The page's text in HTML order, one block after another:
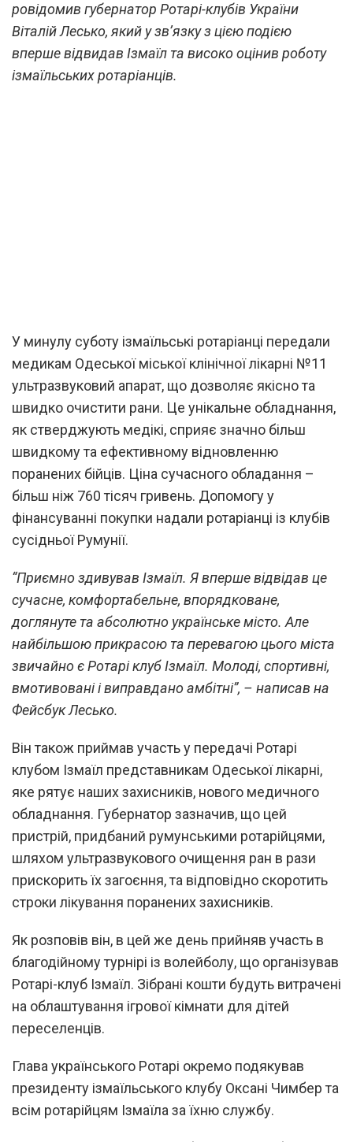
ровідомив губернатор Ротарі-клубів України
Віталій Лесько, який у зв’язку з цією подією
вперше відвидав Ізмаїл та високо оцінив роботу
ізмаїльських ротаріанців.
У минулу суботу ізмаїльські ротаріанці передали
медикам Одеської міської клінічної лікарні №11
ультразвуковий апарат, що дозволяє якісно та
швидко очистити рани. Це унікальне обладнання,
як стверджують медікі, сприяє значно більш
швидкому та ефективному відновленню
поранених бійців. Ціна сучасного обладання –
більш ніж 760 тісяч гривень. Допомогу у
фінансуванні покупки надали ротаріанці із клубів
сусідньої Румунії.
“Приємно здивував Ізмаїл. Я вперше відвідав це
сучасне, комфортабельне, впорядковане,
доглянуте та абсолютно українське місто. Але
найбільшою прикрасою та перевагою цього міста
звичайно є Ротарі клуб Ізмаїл. Молоді, спортивні,
вмотивовані і виправдано амбітні”, – написав на
Фейсбук Лесько.
Він також приймав участь у передачі Ротарі
клубом Ізмаїл представникам Одеської лікарні,
яке рятує наших захисників, нового медичного
обладнання. Губернатор зазначив, що цей
пристрій, придбаний румунськими ротарійцями,
шляхом ультразвукового очищення ран в рази
прискорить їх загоєння, та відповідно скоротить
строки лікування поранених захисників.
Як розповів він, в цей же день прийняв участь в
благодійному турнірі із волейболу, що організував
Ротарі-клуб Ізмаїл. Зібрані кошти будуть витрачені
на облаштування ігрової кімнати для дітей
переселенців.
Глава українського Ротарі окремо подякував
президенту ізмаїльського клубу Оксані Чимбер та
всім ротарійцям Ізмаїла за їхню службу.